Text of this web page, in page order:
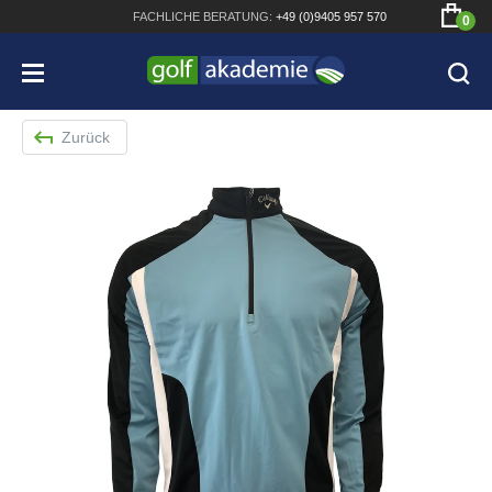
FACHLICHE BERATUNG: +49 (0)9405 957 570 0
Bridgestone JGR Driver 2018
Cobra King F8+ Driver
Titleist Pro V1x mit gratis Schriftaufdruck
Bennington Waterproof QO14 Sport Cartbag
Zurück